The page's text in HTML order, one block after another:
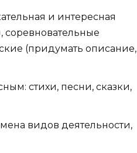
и интересная
соревновательные
(придумать описание,
стихи, песни, сказки,
видов деятельности,